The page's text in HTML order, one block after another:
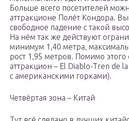
Больше всего посетителей
аттракционе Полёт Кондора.
свободное падение с такой
На нём так же действуют
минимум 1,40 метра,
рост 1,95 метров. Помимо этого
аттракцион – El Diablo-Tren de
с американскими горками).
Четвёртая зона – Китай